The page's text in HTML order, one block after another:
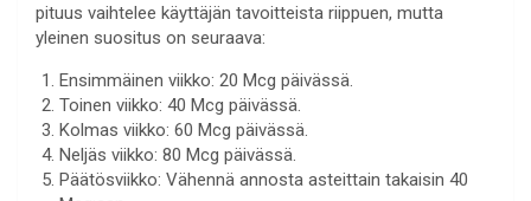
pituus vaihtelee käyttäjän tavoitteista riippuen, mutta
yleinen suositus on seuraava:
Ensimmäinen viikko: 20 Mcg päivässä.
Toinen viikko: 40 Mcg päivässä.
Kolmas viikko: 60 Mcg päivässä.
Neljäs viikko: 80 Mcg päivässä.
Päätösviikko: Vähennä annosta asteittain takaisin 40